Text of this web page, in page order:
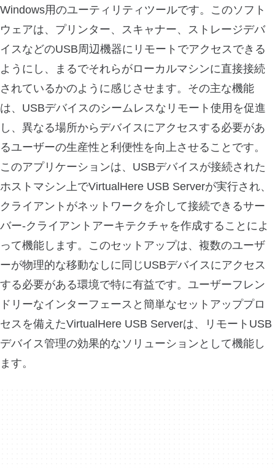
Windows用のユーティリティツールです。このソフト
ウェアは、プリンター、スキャナー、ストレージデバ
イスなどのUSB周辺機器にリモートでアクセスできる
ようにし、まるでそれらがローカルマシンに直接接続
されているかのように感じさせます。その主な機能
は、USBデバイスのシームレスなリモート使用を促進
し、異なる場所からデバイスにアクセスする必要があ
るユーザーの生産性と利便性を向上させることです。
このアプリケーションは、USBデバイスが接続された
ホストマシン上でVirtualHere USB Serverが実行され、
クライアントがネットワークを介して接続できるサー
バー-クライアントアーキテクチャを作成することによ
って機能します。このセットアップは、複数のユーザ
ーが物理的な移動なしに同じUSBデバイスにアクセス
する必要がある環境で特に有益です。ユーザーフレン
ドリーなインターフェースと簡単なセットアッププロ
セスを備えたVirtualHere USB Serverは、リモートUSB
デバイス管理の効果的なソリューションとして機能し
ます。